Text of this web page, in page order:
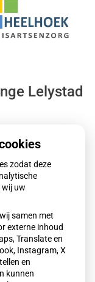
Lelystad
verbeteren hun
Lelystad.
Je wandelt onder
gedurende
alles over het
wordt er een
patiënten in
Wandel- en
challenge dat
zodat deze
wij uw
samen met
externe inhoud
Translate en
Instagram, X
en
kunnen